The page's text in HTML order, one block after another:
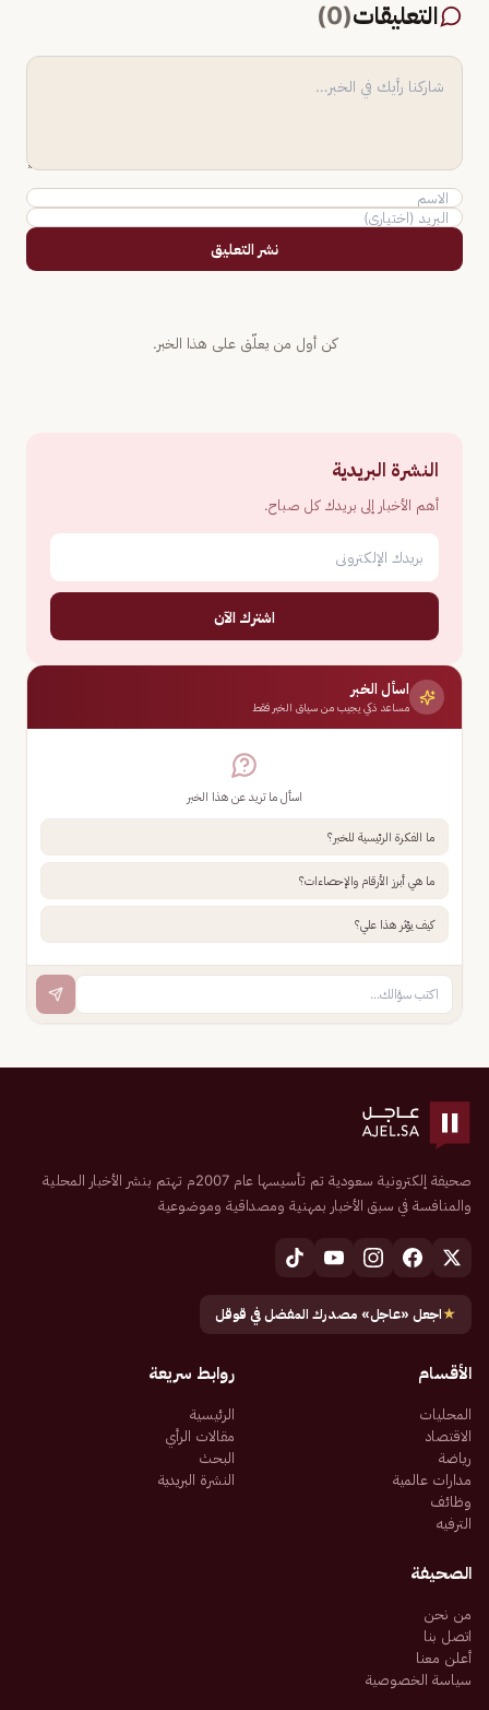
التعليقات(
0
)
نشر التعليق
كن أول من يعلّق على هذا الخبر.
النشرة البريدية
أهم الأخبار إلى بريدك كل صباح.
اشترك الآن
اسأل الخبر
مساعد ذكي يجيب من سياق الخبر فقط
اسأل ما تريد عن هذا الخبر
ما الفكرة الرئيسية للخبر؟
ما هي أبرز الأرقام والإحصاءات؟
كيف يؤثر هذا علي؟
صحيفة إلكترونية سعودية تم تأسيسها عام 2007م تهتم بنشر الأخبار المحلية
والمنافسة في سبق الأخبار بمهنية ومصداقية وموضوعية
★اجعل «عاجل» مصدرك المفضل في قوقل
الأقسام
المحليات
الاقتصاد
رياضة
مدارات عالمية
وظائف
الترفيه
روابط سريعة
الرئيسية
مقالات الرأي
البحث
النشرة البريدية
الصحيفة
من نحن
اتصل بنا
أعلن معنا
سياسة الخصوصية